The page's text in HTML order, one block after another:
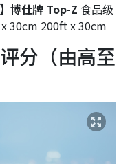
博仕牌 Top-Z 食品级
30cm 200ft x 30cm
分（由高至